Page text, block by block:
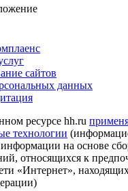
сайтов
данных
ресурсе hh.ru
технологии
на основе
относящихся к
«Интернет»,